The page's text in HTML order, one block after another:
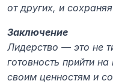
от других, и
Заключение
Лидерство — это не
готовность прийти
своим ценностям и